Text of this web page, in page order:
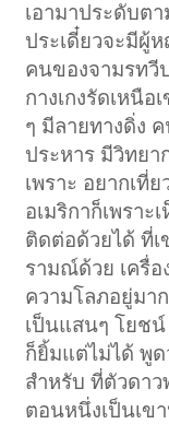
เอามาประดับต
ประเดี๋ยวจะมีผู้
คนของจามรทวี
กางเกงรัดเหนื
ๆ มีลายทางดิ่ง
ประหาร มีวิทยา
เพราะ อยากเที่
อเมริกาก็เพรา
ติดต่อด้วยได้ ที่
รามณ์ด้วย เครื่
ความโลภอยู่มา
เป็นแสนๆ โยชน์
ก็ยิ้มแต่ไม่ได้ พูด
สำหรับ ที่ตัวดา
ตอนหนึ่งเป็นเข